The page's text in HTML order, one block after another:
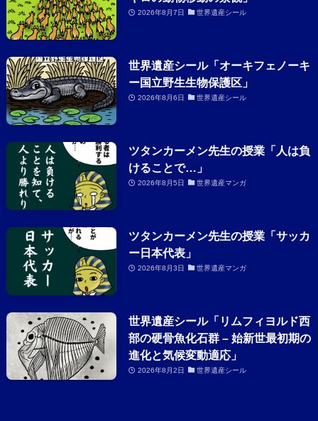
2026年8月7日 世界遺産シール
世界遺産シール「オーキフェノーキ
ー国立野生生物保護区」
2026年8月6日 世界遺産シール
ツタンカーメン先生の授業「人は負
けることで…」
2026年8月5日 世界遺産マンガ
ツタンカーメン先生の授業「サッカ
ー日本代表」
2026年8月3日 世界遺産マンガ
世界遺産シール「リムフィヨルド西
部の硬骨魚化石群 – 始新世最初期の
進化と気候変動適応」
2026年8月2日 世界遺産シール